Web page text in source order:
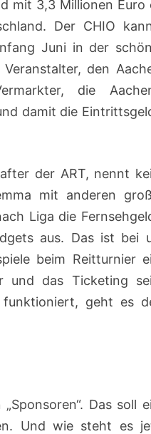
mit 3,3 Millionen Euro
Der CHIO
Juni in der
den
die
damit die
der ART, nennt
mit anderen
Liga die
aus. Das ist bei
beim Reitturnier
und das Ticketing
funktioniert, geht es
Das soll
Und wie steht es